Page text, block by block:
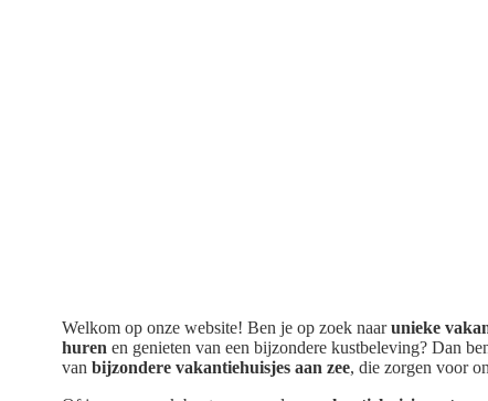
Welkom op onze website! Ben je op zoek naarunieke
huren en genieten van een bijzondere kustbeleving? Dan
van bijzondere vakantiehuisjes aan zee, die zorgen voor